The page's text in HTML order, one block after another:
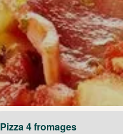
Pizza 4 fromages